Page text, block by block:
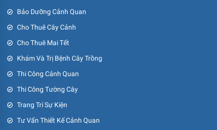
Bảo Dưỡng Cảnh Quan
Cho Thuê Cây Cảnh
Cho Thuê Mai Tết
Khám Và Trị Bệnh Cây Trồng
Thi Công Cảnh Quan
Thi Công Tường Cây
Trang Trí Sự Kiện
Tư Vấn Thiết Kế Cảnh Quan